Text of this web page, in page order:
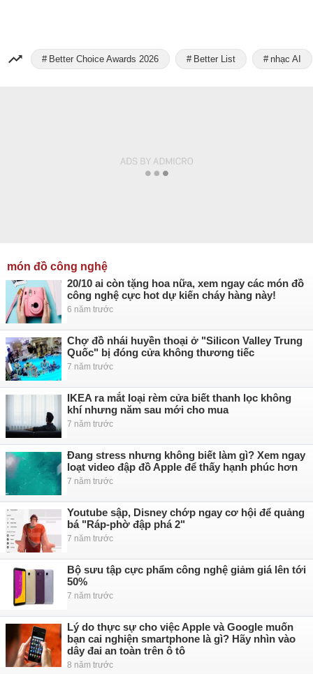
Better Choice Awards 2026 Better List nhạc AI
món đồ công nghệ
20/10 ai còn tặng hoa nữa, xem ngay các món đồ
công nghệ cực hot dự kiến cháy hàng này!
6 năm trước
Chợ đồ nhái huyền thoại ở "Silicon Valley Trung
Quốc" bị đóng cửa không thương tiếc
7 năm trước
IKEA ra mắt loại rèm cửa biết thanh lọc không
khí nhưng năm sau mới cho mua
7 năm trước
Đang stress nhưng không biết làm gì? Xem ngay
loạt video đập đồ Apple để thấy hạnh phúc hơn
7 năm trước
Youtube sập, Disney chớp ngay cơ hội để quảng
bá "Ráp-phờ đập phá 2"
7 năm trước
Bộ sưu tập cực phẩm công nghệ giảm giá lên tới
50%
7 năm trước
Lý do thực sự cho việc Apple và Google muốn
bạn cai nghiện smartphone là gì? Hãy nhìn vào
dây đai an toàn trên ô tô
8 năm trước